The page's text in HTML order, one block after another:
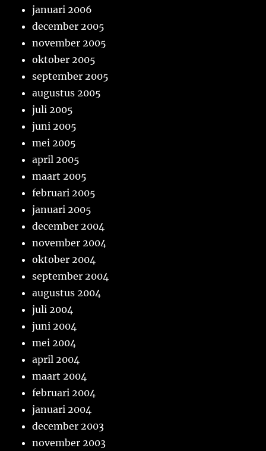
januari 2006
december 2005
november 2005
oktober 2005
september 2005
augustus 2005
juli 2005
juni 2005
mei 2005
april 2005
maart 2005
februari 2005
januari 2005
december 2004
november 2004
oktober 2004
september 2004
augustus 2004
juli 2004
juni 2004
mei 2004
april 2004
maart 2004
februari 2004
januari 2004
december 2003
november 2003